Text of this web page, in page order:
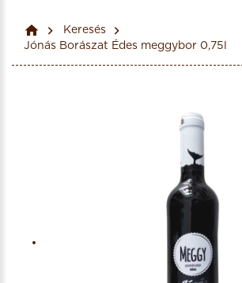
Keresés
Jónás Borászat Édes meggybor 0,75l